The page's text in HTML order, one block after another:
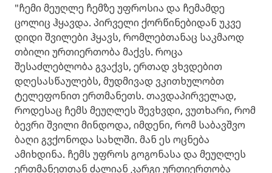
"ჩემი მეუღლე ჩემზე უფროსია და ჩემამდე
ცოლიც ჰყავდა. პირველი ქორწინებიდან უკვე
დიდი შვილები ჰყავს, რომლებთანაც საკმაოდ
თბილი ურთიერთობა მაქვს. როცა
შესაძლებლობა გვაქვს, ერთად ვხვდებით
დღესასწაულებს, მუდმივად ვკითხულობთ
ტელეფონით ერთმანეთს. თავდაპირველად,
როდესაც ჩემს მეუღლეს შევხვდი, ვუთხარი, რომ
ბევრი შვილი მინდოდა, იმდენი, რომ საბავშვო
ბაღი გვქონოდა სახლში. მან ეს ოცნება
ამიხდინა. ჩემს უფროს გოგონასა და მეუღლეს
ერთმანეთთან ძალიან კარგი ურთიერთობა